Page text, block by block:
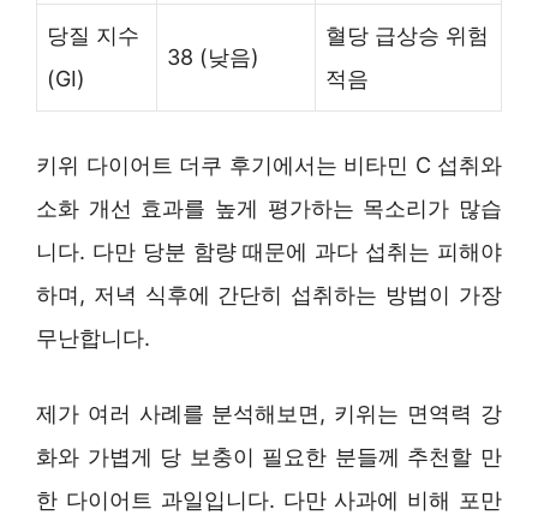
당질 지수
(GI)
38 (낮음)
혈당 급상승 위험
적음
키위 다이어트 더쿠 후기에서는 비타민 C 섭취와
소화 개선 효과를 높게 평가하는 목소리가 많습
니다. 다만 당분 함량 때문에 과다 섭취는 피해야
하며, 저녁 식후에 간단히 섭취하는 방법이 가장
무난합니다.
제가 여러 사례를 분석해보면, 키위는 면역력 강
화와 가볍게 당 보충이 필요한 분들께 추천할 만
한 다이어트 과일입니다. 다만 사과에 비해 포만